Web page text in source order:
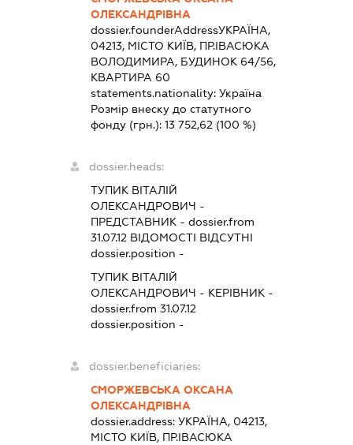
ОЛЕКСАНДРІВНА
dossier.founderAddressУКРАЇНА,
04213, МІСТО КИЇВ, ПР.ІВАСЮКА
ВОЛОДИМИРА, БУДИНОК 64/56,
КВАРТИРА 60
statements.nationality: Україна
Розмір внеску до статутного
фонду (грн.): 13 752,62(100 %)
dossier.heads:
ТУПИК ВІТАЛІЙ
ОЛЕКСАНДРОВИЧ -
ПРЕДСТАВНИК- dossier.from
31.07.12ВІДОМОСТІ ВІДСУТНІ
dossier.position -
ТУПИК ВІТАЛІЙ
ОЛЕКСАНДРОВИЧ - КЕРІВНИК-
dossier.from 31.07.12
dossier.position -
dossier.beneficiaries:
СМОРЖЕВСЬКА ОКСАНА
ОЛЕКСАНДРІВНА
dossier.address: УКРАЇНА, 04213,
МІСТО КИЇВ, ПР.ІВАСЮКА